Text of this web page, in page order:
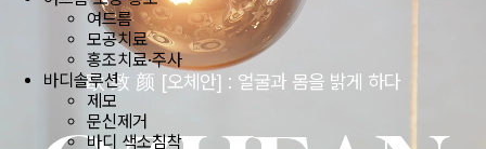
여드름
모공치료
홍조치료·주사
바디솔루션
제모
문신제거
바디 색소침착
欧 致 颜 [오체안] : 얼굴과 몸을 밝게 하다